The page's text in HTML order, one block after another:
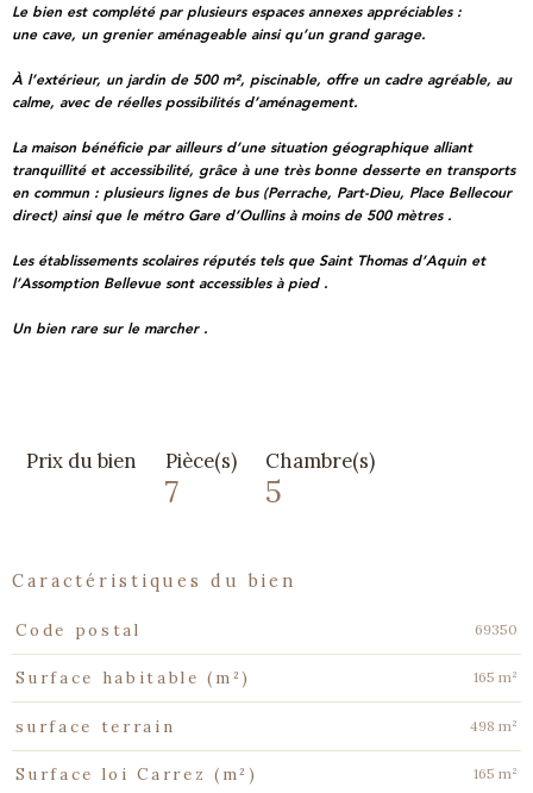
Le bien est complété par plusieurs espaces annexes appréciables :
une cave, un grenier aménageableainsi qu’un grandgarage.
À l’extérieur, unjardin de 500 m², piscinable, offre un cadre agréable, au
calme, avec de réelles possibilités d’aménagement.
La maison bénéficie par ailleurs d’unesituation géographiquealliant
tranquillité et accessibilité, grâce à une très bonne desserte en transports
en commun : plusieurs lignes de bus (Perrache, Part-Dieu, Place Bellecour
direct) ainsi que lemétro Gare d’Oullins à moins de 500 mètres .
Les établissements scolaires réputés tels que Saint Thomas d’Aquin et
l’Assomption Bellevue sont accessibles à pied .
Un bien rare sur le marcher .
Prix du bien Pièce(s)
7
Chambre(s)
5
caractéristiques du bien
Caractéristiques Valeurs
Code postal 69350
Surface habitable (m²) 165 m²
surface terrain 498 m²
Surface loi Carrez (m²) 165 m²